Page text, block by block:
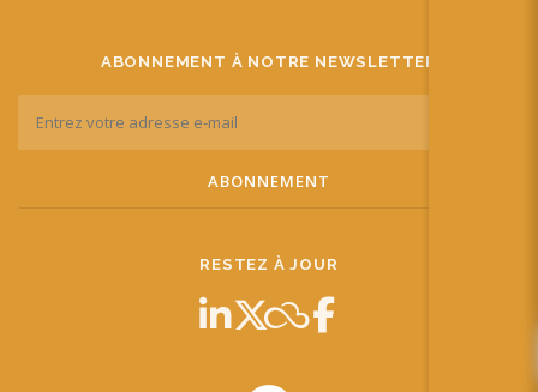
ABONNEMENT À NOTRE NEWSLETTER
RESTEZ À JOUR